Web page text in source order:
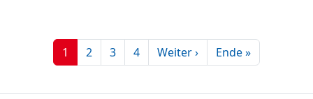
1 2 3 4 Weiter › Ende »